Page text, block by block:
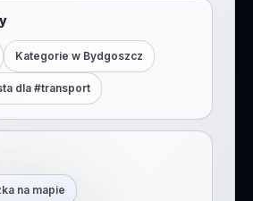
Kategorie w Bydgoszcz
dla #transport
na mapie